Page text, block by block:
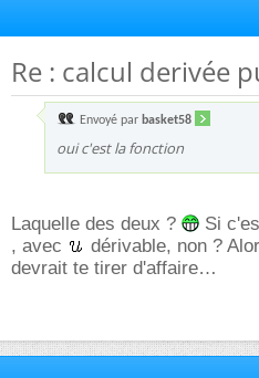
Re : calcul derivée
Envoyé par basket58
oui c'est la fonction
Laquelle des deux ? Si
, avec
dérivable, non ?
devrait te tirer d'affaire